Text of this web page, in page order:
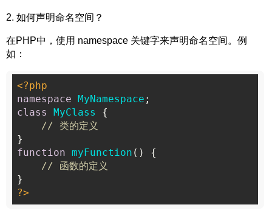
2. 如何声明命名空间？
在PHP中，使用 namespace 关键字来声明命名空间。例
如：
<?php
namespace
MyNamespace
class
MyClass
{
// 类的定义
function myFunction ( ) {
// 函数的定义
?>